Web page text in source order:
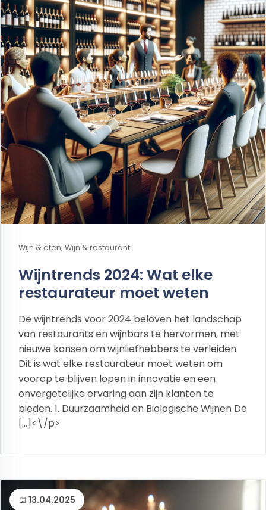
Wijn & eten, Wijn & restaurant
Wijntrends 2024: Wat elke
restaurateur moet weten
De wijntrends voor 2024 beloven het landschap
van restaurants en wijnbars te hervormen, met
nieuwe kansen om wijnliefhebbers te verleiden.
Dit is wat elke restaurateur moet weten om
voorop te blijven lopen in innovatie en een
onvergetelijke ervaring aan zijn klanten te
bieden. 1. Duurzaamheid en Biologische Wijnen De
[…]<\/p>
13.04.2025